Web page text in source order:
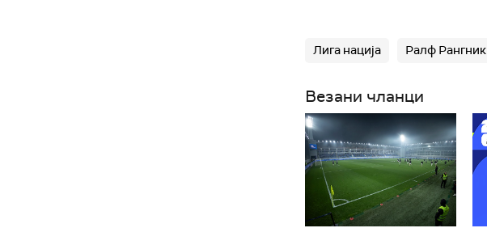
Лига нација Ралф Рангник
Везани чланци